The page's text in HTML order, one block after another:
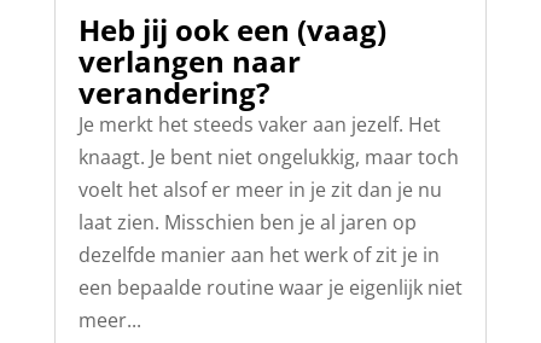
Heb jij ook een (vaag)
verlangen naar
verandering?
Je merkt het steeds vaker aan jezelf. Het
knaagt. Je bent niet ongelukkig, maar toch
voelt het alsof er meer in je zit dan je nu
laat zien. Misschien ben je al jaren op
dezelfde manier aan het werk of zit je in
een bepaalde routine waar je eigenlijk niet
meer...